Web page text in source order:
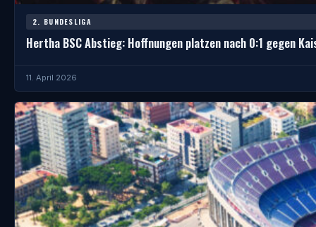
2. BUNDESLIGA
Hertha BSC Abstieg: Hoffnungen platzen nach 0:1 gegen
11. April 2026